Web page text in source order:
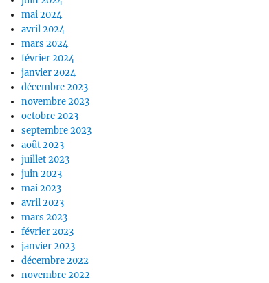
mai 2024
avril 2024
mars 2024
février 2024
janvier 2024
décembre 2023
novembre 2023
octobre 2023
septembre 2023
août 2023
juillet 2023
juin 2023
mai 2023
avril 2023
mars 2023
février 2023
janvier 2023
décembre 2022
novembre 2022